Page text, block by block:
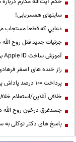
سایتهای همسریابی!
دعايي كه قطعا مستجاب
جزئیات جدید قتل روح
آموزش ساخت Apple ID برای کاربران ایرانی
راز خنده های اصغر
پرداخت ۱۰۰ درصد پاداش پایان خدمت فرهنگیان
خلافی آنلاین/استعلام
جسدغرق درخون روح
پاسخ های دکتر توکلی به